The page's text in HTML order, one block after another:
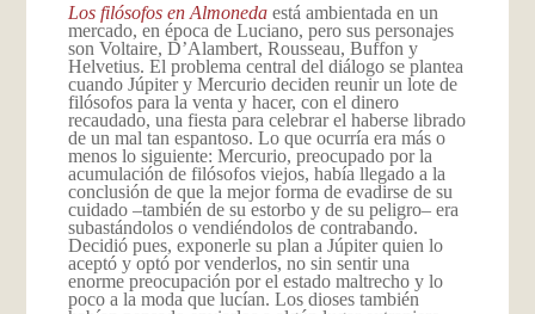
Los filósofos en Almoneda está ambientada en un
mercado, en época de Luciano, pero sus personajes
son Voltaire, D’Alambert, Rousseau, Buffon y
Helvetius. El problema central del diálogo se plantea
cuando Júpiter y Mercurio deciden reunir un lote de
filósofos para la venta y hacer, con el dinero
recaudado, una fiesta para celebrar el haberse librado
de un mal tan espantoso. Lo que ocurría era más o
menos lo siguiente: Mercurio, preocupado por la
acumulación de filósofos viejos, había llegado a la
conclusión de que la mejor forma de evadirse de su
cuidado –también de su estorbo y de su peligro– era
subastándolos o vendiéndolos de contrabando.
Decidió pues, exponerle su plan a Júpiter quien lo
aceptó y optó por venderlos, no sin sentir una
enorme preocupación por el estado maltrecho y lo
poco a la moda que lucían. Los dioses también